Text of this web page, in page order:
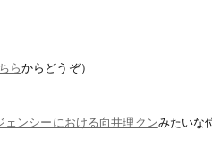
らからどうぞ）
ェンシーにおける向井理クンみたいな